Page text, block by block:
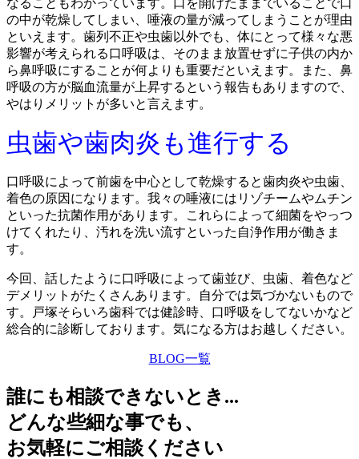
の中が乾燥してしまい、唾液の量が減ってしまうことが理由
といえます。歯列不正や虫歯以外でも、体にとって様々な悪
影響が考えられる口呼吸は、そのまま放置せずに子供の内か
ら鼻呼吸にすることが何よりも重要だといえます。また、鼻
呼吸の方が脳血流量が上昇するという報告もありますので、
やはりメリットが多いと言えます。
虫歯や歯肉炎も進行する
口呼吸によって前歯を中心として乾燥すると歯肉炎や虫歯、
着色の原因になります。我々の唾液にはリゾチームやムチン
といった抗菌作用があります。これらによって細菌をやっつ
けてくれたり、汚れを洗い流すといった自浄作用が働きま
す。
今回、話したように口呼吸によって歯並び、虫歯、着色など
デメリットがたくさんあります。自分では気づかないもので
す。戸塚そらいろ歯科では健診時、口呼吸をしてないかなど
総合的に診断しております。気になる方はお越しください。
BLOG一覧
誰にも相談できないとき...
どんな些細な事でも、
お気軽にご相談ください